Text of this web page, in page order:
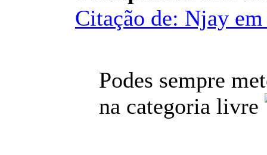
Citação de: Njay
Podes sempre
na categoria livre